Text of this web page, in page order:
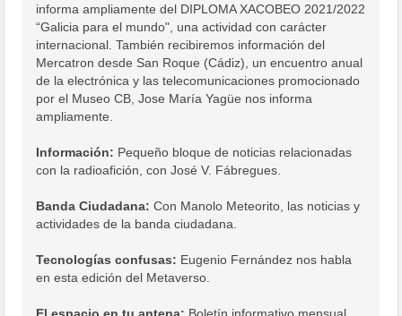
informa ampliamente del DIPLOMA XACOBEO 2021/2022
“Galicia para el mundo", una actividad con carácter
internacional. También recibiremos información del
Mercatron desde San Roque (Cádiz), un encuentro anual
de la electrónica y las telecomunicaciones promocionado
por el Museo CB, Jose María Yagüe nos informa
ampliamente.
Información: Pequeño bloque de noticias relacionadas
con la radioafición, con José V. Fábregues.
Banda Ciudadana: Con Manolo Meteorito, las noticias y
actividades de la banda ciudadana.
Tecnologías confusas: Eugenio Fernández nos habla
en esta edición del Metaverso.